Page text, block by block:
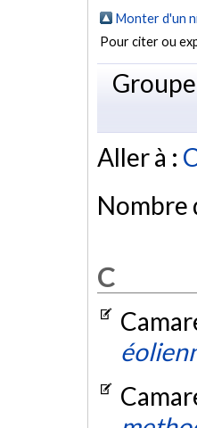
Monter d'un
Pour citer ou
Aller à :
Nombre
C